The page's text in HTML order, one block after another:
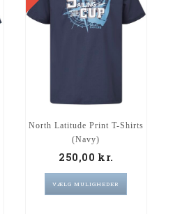
North Latitude Print T-Shirts
(Navy)
250,00kr.
VÆLG MULIGHEDER